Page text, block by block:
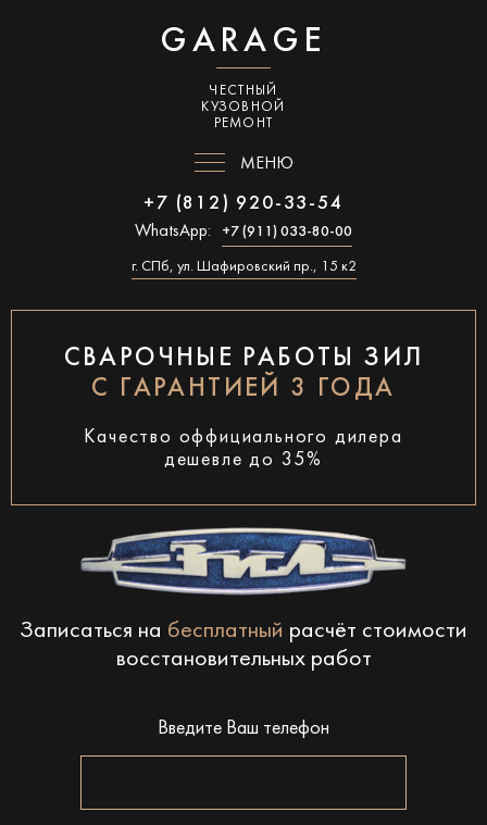
GARAGE
ЧЕСТНЫЙ
КУЗОВНОЙ
РЕМОНТ
МЕНЮ
+7 (812) 920-33-54
WhatsApp: +7 (911) 033-80-00
г. СПб, ул. Шафировский пр., 15 к2
СВАРОЧНЫЕ РАБОТЫ ЗИЛ
С ГАРАНТИЕЙ 3 ГОДА
Качество оффициального дилера
дешевле до 35%
Записаться на бесплатный расчёт стоимости
восстановительных работ
Введите Ваш телефон